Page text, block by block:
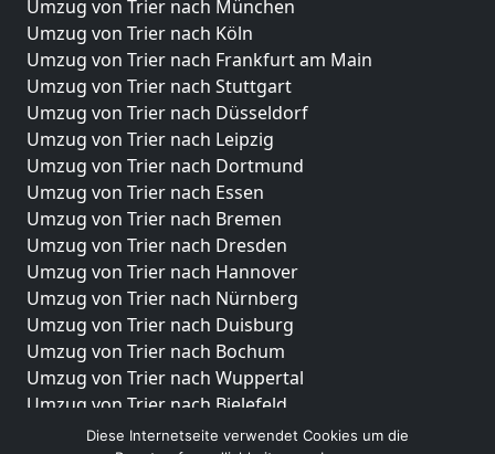
Umzug von Trier nach München
Umzug von Trier nach Köln
Umzug von Trier nach Frankfurt am Main
Umzug von Trier nach Stuttgart
Umzug von Trier nach Düsseldorf
Umzug von Trier nach Leipzig
Umzug von Trier nach Dortmund
Umzug von Trier nach Essen
Umzug von Trier nach Bremen
Umzug von Trier nach Dresden
Umzug von Trier nach Hannover
Umzug von Trier nach Nürnberg
Umzug von Trier nach Duisburg
Umzug von Trier nach Bochum
Umzug von Trier nach Wuppertal
Umzug von Trier nach Bielefeld
Umzug von Trier nach Bonn
Diese Internetseite verwendet Cookies um die